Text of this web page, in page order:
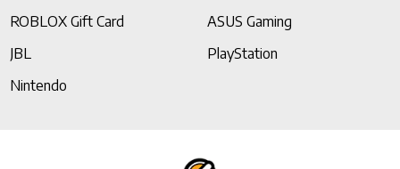
ROBLOX Gift Card
ASUS Gaming
JBL
PlayStation
Nintendo